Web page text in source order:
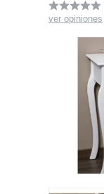
ver opiniones